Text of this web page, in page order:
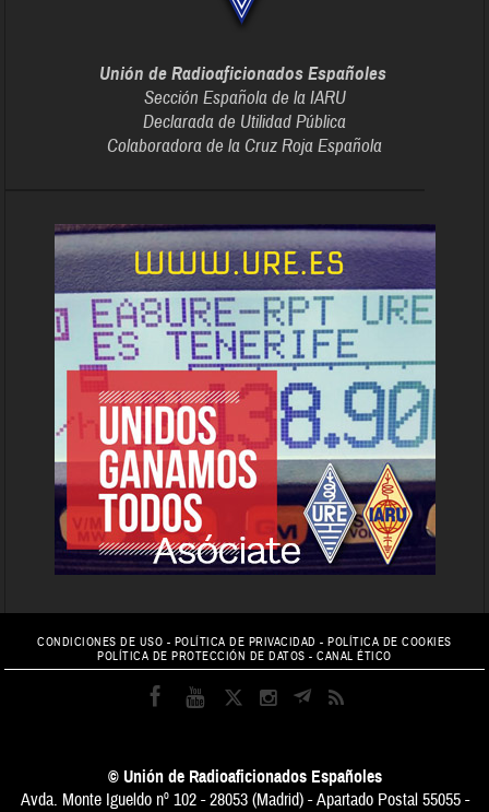
Unión de Radioaficionados Españoles
Sección Española de la IARU
Declarada de Utilidad Pública
Colaboradora de la Cruz Roja Española
CONDICIONES DE USO - POLÍTICA DE PRIVACIDAD -POLÍTICA DE COOKIES
POLÍTICA DE PROTECCIÓN DE DATOS -CANAL ÉTICO
© Unión de Radioaficionados Españoles
Avda. Monte Igueldo nº 102 - 28053 (Madrid) - Apartado Postal 55055 -